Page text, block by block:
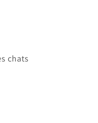
chats